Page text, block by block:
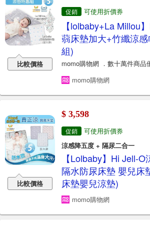
比較價格
促銷 可使用折價券
【lolbaby+La Millou
蒻床墊加大+竹纖涼
組)
momo購物網 ．數十萬件商品
momo購物網
比較價格
$ 3,598
促銷
可使用折價券
涼感降五度 + 隔尿二合一
【Lolbaby】Hi Jell-
隔水防尿床墊 嬰兒床
床墊嬰兒涼墊)
momo購物網